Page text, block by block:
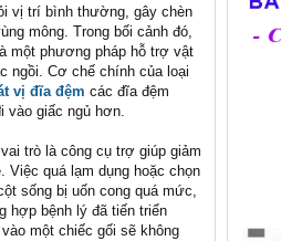
vị trí bình thường, gây chèn
mông. Trong bối cảnh đó,
một phương pháp hỗ trợ vật
ngồi. Cơ chế chính của loại
vị đĩa đệm các đĩa đệm
vào giấc ngủ hơn.
trò là công cụ trợ giúp giảm
Việc quá lạm dụng hoặc chọn
sống bị uốn cong quá mức,
hợp bệnh lý đã tiến triển
một chiếc gối sẽ không